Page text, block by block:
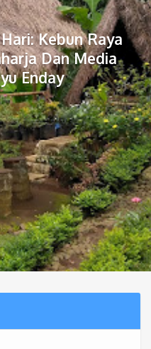
Kebun Raya
Dan Media
Enday